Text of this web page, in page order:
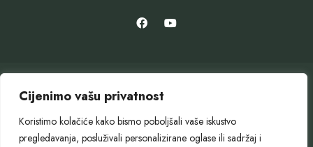
Cijenimo vašu privatnost
Koristimo kolačiće kako bismo poboljšali vaše iskustvo
pregledavanja, posluživali personalizirane oglase ili sadržaj i
OTVORENI GRAD SLUŽBENI GLASNIK GOSPODARENJE OTPADOM